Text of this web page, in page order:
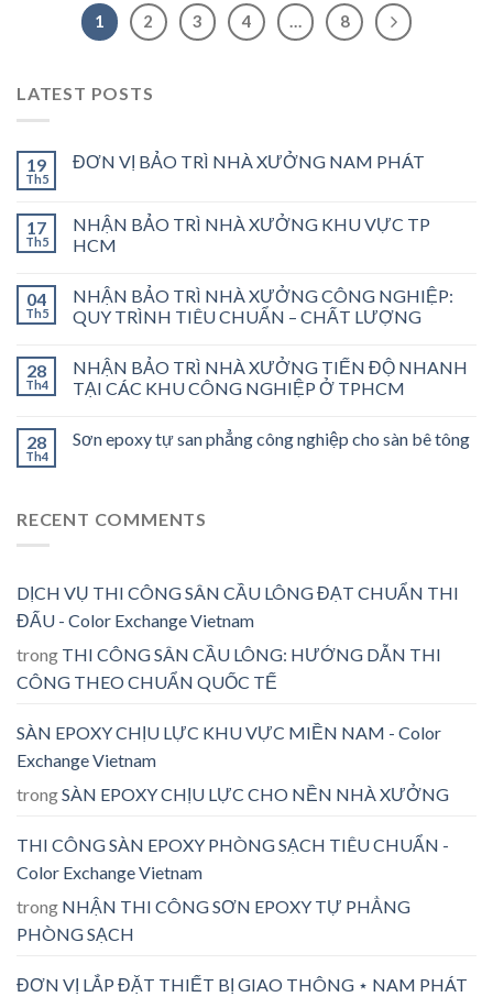
1 2 3 4 … 8
LATEST POSTS
19
Th5
ĐƠN VỊ BẢO TRÌ NHÀ XƯỞNG NAM PHÁT
17
Th5
NHẬN BẢO TRÌ NHÀ XƯỞNG KHU VỰC TP
HCM
04
Th5
NHẬN BẢO TRÌ NHÀ XƯỞNG CÔNG NGHIỆP:
QUY TRÌNH TIÊU CHUẨN – CHẤT LƯỢNG
28
Th4
NHẬN BẢO TRÌ NHÀ XƯỞNG TIẾN ĐỘ NHANH
TẠI CÁC KHU CÔNG NGHIỆP Ở TPHCM
28
Th4
Sơn epoxy tự san phẳng công nghiệp cho sàn bê tông
RECENT COMMENTS
DỊCH VỤ THI CÔNG SÂN CẦU LÔNG ĐẠT CHUẨN THI
ĐẤU - Color Exchange Vietnam
trong THI CÔNG SÂN CẦU LÔNG: HƯỚNG DẪN THI
CÔNG THEO CHUẨN QUỐC TẾ
SÀN EPOXY CHỊU LỰC KHU VỰC MIỀN NAM - Color
Exchange Vietnam
trongSÀN EPOXY CHỊU LỰC CHO NỀN NHÀ XƯỞNG
THI CÔNG SÀN EPOXY PHÒNG SẠCH TIÊU CHUẨN -
Color Exchange Vietnam
trong NHẬN THI CÔNG SƠN EPOXY TỰ PHẲNG
PHÒNG SẠCH
ĐƠN VỊ LẮP ĐẶT THIẾT BỊ GIAO THÔNG ⋆ NAM PHÁT